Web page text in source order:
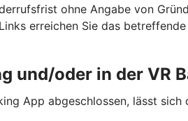
ohne Angabe von
erreichen Sie das
oder in der VR
App abgeschlossen, lässt